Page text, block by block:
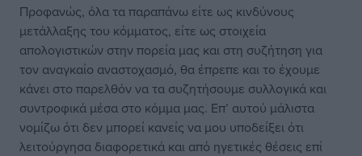
Προφανώς, όλα τα παραπάνω είτε ως κινδύνους
μετάλλαξης του κόμματος, είτε ως στοιχεία
απολογιστικών στην πορεία μας και στη συζήτηση για
τον αναγκαίο αναστοχασμό, θα έπρεπε και το έχουμε
κάνει στο παρελθόν να τα συζητήσουμε συλλογικά και
συντροφικά μέσα στο κόμμα μας. Επ’ αυτού μάλιστα
νομίζω ότι δεν μπορεί κανείς να μου υποδείξει ότι
λειτούργησα διαφορετικά και από ηγετικές θέσεις επί